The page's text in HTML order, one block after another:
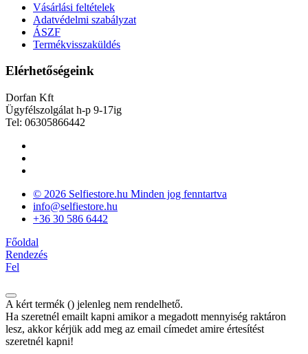
Vásárlási feltételek
Adatvédelmi szabályzat
ÁSZF
Termékvisszaküldés
Elérhetőségeink
Dorfan Kft
Ügyfélszolgálat h-p 9-17ig
Tel: 06305866442
© 2026 Selfiestore.hu Minden jog fenntartva
info@selfiestore.hu
+36 30 586 6442
Főoldal
Rendezés
Fel
A kért termék () jelenleg nem rendelhető.
Ha szeretnél emailt kapni amikor a megadott mennyiség raktáron
lesz, akkor kérjük add meg az email címedet amire értesítést
szeretnél kapni!